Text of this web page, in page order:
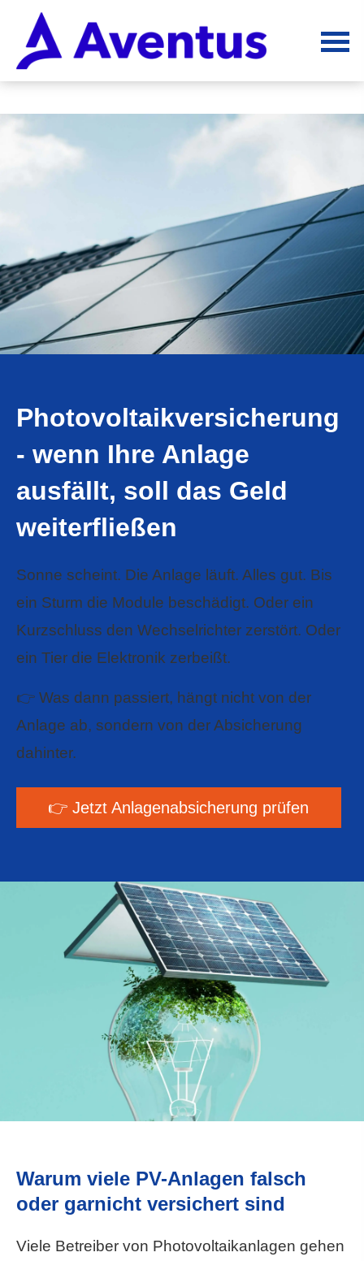
Photo­voltaik­ver­si­che­rung
- wenn Ihre Anlage
ausfällt, soll das Geld
weiterfließen
Sonne scheint. Die Anlage läuft. Alles gut. Bis
ein Sturm die Module beschädigt. Oder ein
Kurzschluss den Wechselrichter zerstört. Oder
ein Tier die Elektronik zerbeißt.
👉 Was dann passiert, hängt nicht von der
Anlage ab, sondern von der Absicherung
dahinter.
👉 Jetzt Anlagenabsicherung prüfen
Warum viele PV-Anlagen falsch
oder garnicht versichert sind
Viele Betreiber von Photovoltaikanlagen gehen